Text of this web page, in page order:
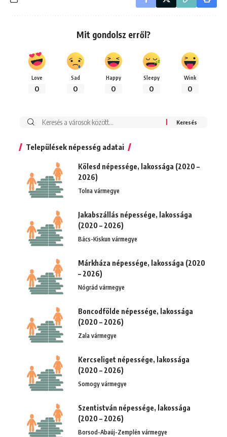
Mit gondolsz erről?
Love
0
Sad
0
Happy
0
Sleepy
0
Wink
0
Keresés:
Települések népesség adatai
Kölesd népessége, lakossága (2020 –
2026)
Tolna vármegye
Jakabszállás népessége, lakossága
(2020 – 2026)
Bács-Kiskun vármegye
Márkháza népessége, lakossága (2020
– 2026)
Nógrád vármegye
Boncodfölde népessége, lakossága
(2020 – 2026)
Zala vármegye
Kercseliget népessége, lakossága
(2020 – 2026)
Somogy vármegye
Szentistván népessége, lakossága
(2020 – 2026)
Borsod-Abaúj-Zemplén vármegye